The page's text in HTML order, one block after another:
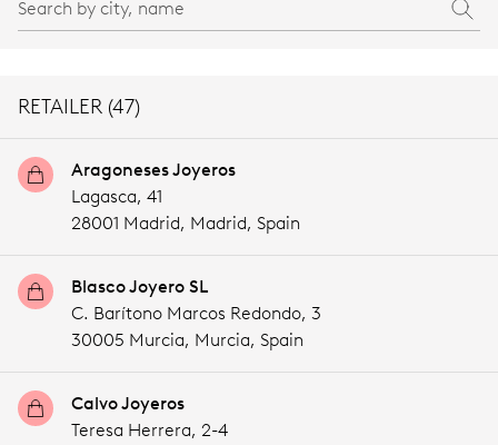
RETAILER (47)
Aragoneses Joyeros
Lagasca, 41
28001 Madrid, Madrid, Spain
Blasco Joyero SL
C. Barítono Marcos Redondo, 3
30005 Murcia, Murcia, Spain
Calvo Joyeros
Teresa Herrera, 2-4